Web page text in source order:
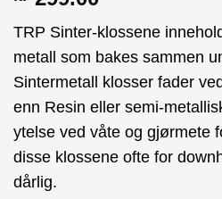
TRP Sinter-klossene
metall som bakes sammen
Sintermetall klosser fader
enn Resin eller semi-
ytelse ved våte og gjørmete
disse klossene ofte for
dårlig.